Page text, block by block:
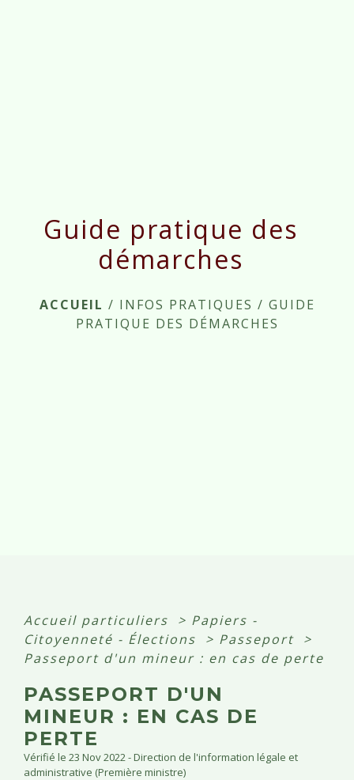
Guide pratique des
démarches
ACCUEIL / INFOS PRATIQUES / GUIDE
PRATIQUE DES DÉMARCHES
Accueil particuliers > Papiers -
Citoyenneté - Élections
> Passeport >
Passeport d'un mineur : en cas de perte
PASSEPORT D'UN
MINEUR : EN CAS DE
PERTE
Vérifié le 23 Nov 2022 - Direction de l'information légale et
administrative (Première ministre)